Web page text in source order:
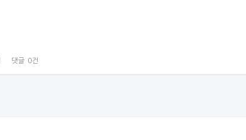
댓글 0건